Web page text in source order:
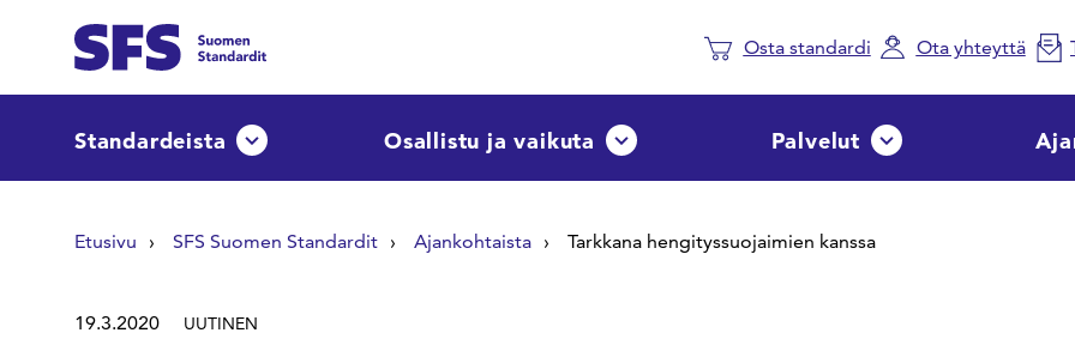
Osta standardi Ota yhteyttä
Standardeista Avaa tai sulje pudotusvalikkoOsallistu ja vaikuta Avaa tai sulje pudotusvalikko
Palvelut Avaa tai sulje
Etusivu SFS Suomen Standardit Ajankohtaista Tarkkana hengityssuojaimien kanssa
19.3.2020 UUTINEN